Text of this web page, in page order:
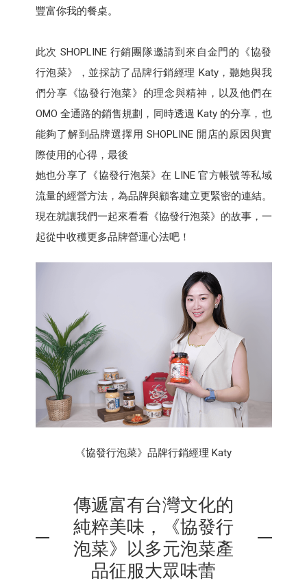
豐富你我的餐桌。
此次 SHOPLINE 行銷團隊邀請到來自金門的《協發
行泡菜》，並採訪了品牌行銷經理 Katy，聽她與我
們分享《協發行泡菜》的理念與精神，以及他們在
OMO 全通路的銷售規劃，同時透過 Katy 的分享，也
能夠了解到品牌選擇用 SHOPLINE 開店的原因與實
際使用的心得，最後
她也分享了《協發行泡菜》在 LINE 官方帳號等私域
流量的經營方法，為品牌與顧客建立更緊密的連結。
現在就讓我們一起來看看《協發行泡菜》的故事，一
起從中收穫更多品牌營運心法吧！
《協發行泡菜》品牌行銷經理 Katy
傳遞富有台灣文化的
純粹美味，《協發行
泡菜》以多元泡菜產
品征服大眾味蕾